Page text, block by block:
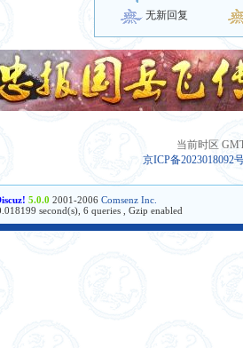
无新回复
当前时区
京ICP备2023018092
5.0.0 2001-2006 Comsenz Inc.
second(s), 6 queries , Gzip enabled